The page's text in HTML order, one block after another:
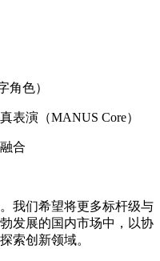
角色）
表演（MANUS Core）
合
我们希望将更多标杆级与
发展的国内市场中，以协
索创新领域。